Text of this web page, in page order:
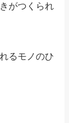
がつくられ
るモノのひ